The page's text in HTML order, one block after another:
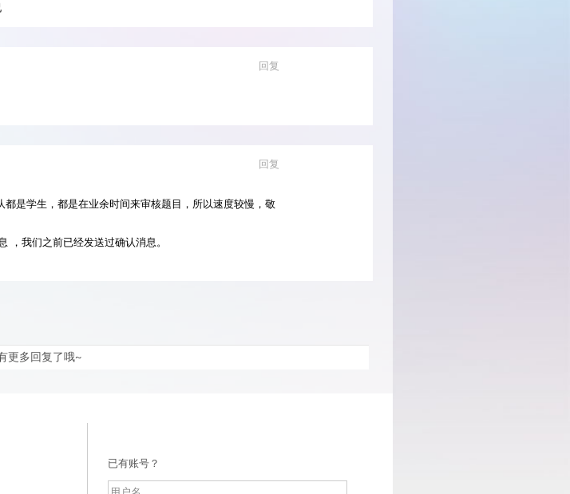
回复
回复
是学生，都是在业余时间来审核题目，所以速度较慢，敬
，我们之前已经发送过确认消息。
更多回复了哦~
已有账号？